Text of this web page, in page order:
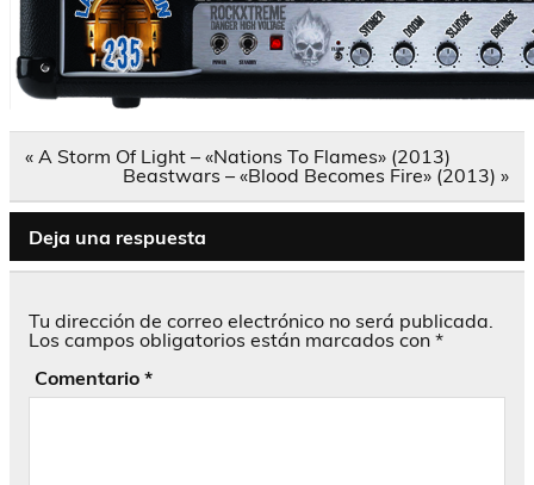
Navegación
« A Storm Of Light – «Nations To Flames» (2013)
Beastwars – «Blood Becomes Fire» (2013) »
Deja una respuesta
Tu dirección de correo electrónico no será publicada.
Los campos obligatorios están marcados con *
Comentario *